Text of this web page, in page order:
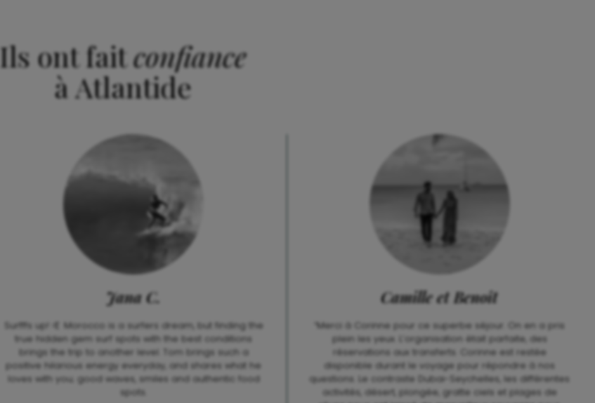
Ils ont faitconfiance
à Atlantide
Jana C.
Surfffs up! 🤙 Morocco is a surfers dream, but finding the
true hidden gem surf spots with the best conditions
brings the trip to another level. Tom brings such a
positive hilarious energy everyday, and shares what he
loves with you; good waves, smiles and authentic food
spots.
Camille et Benoît
“Merci à Corinne pour ce superbe séjour. On en a pris
plein les yeux. L’organisation était parfaite, des
réservations aux transferts. Corinne est restée
disponible durant le voyage pour répondre à nos
questions. Le contraste Dubai-Seychelles, les différentes
activités, désert, plongée, gratte ciels et plages de